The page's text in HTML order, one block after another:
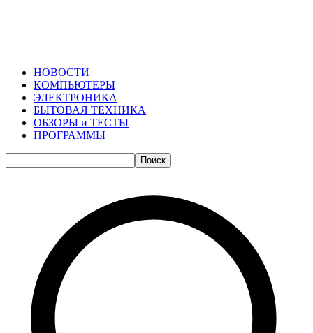
НОВОСТИ
КОМПЬЮТЕРЫ
ЭЛЕКТРОНИКА
БЫТОВАЯ ТЕХНИКА
ОБЗОРЫ и ТЕСТЫ
ПРОГРАММЫ
Поиск